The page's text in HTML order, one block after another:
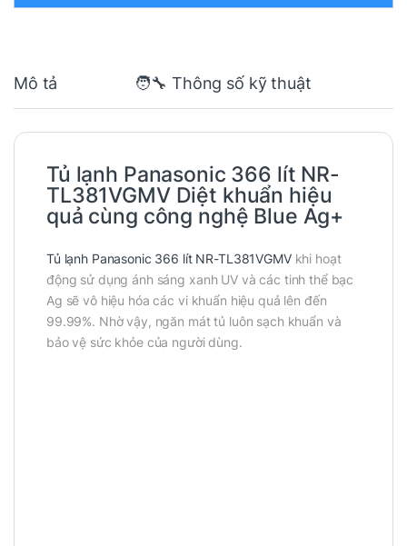
Mô tả 🧑‍🔧 Thông số kỹ thuật
Tủ lạnh Panasonic 366 lít NR-
TL381VGMV Diệt khuẩn hiệu
quả cùng công nghệ Blue Ag+
Tủ lạnh Panasonic 366 lít NR-TL381VGMVkhi hoạt
động sử dụng ánh sáng xanh UV và các tinh thể bạc
Ag sẽ vô hiệu hóa các vi khuẩn hiệu quả lên đến
99.99%. Nhờ vậy, ngăn mát tủ luôn sạch khuẩn và
bảo vệ sức khỏe của người dùng.